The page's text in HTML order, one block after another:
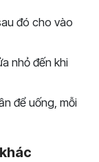
đó cho vào
nhỏ đến khi
để uống, mỗi